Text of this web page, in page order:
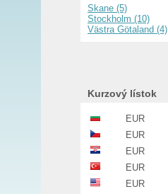
Skane (5)
Stockholm (10)
Västra Götaland (4)
Kurzový lístok
EUR
EUR
EUR
EUR
EUR